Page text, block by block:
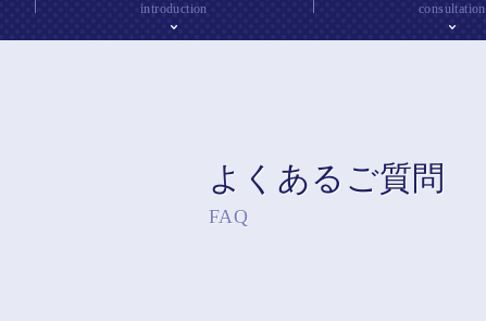
introduction consultation
よくあるご質問
FAQ